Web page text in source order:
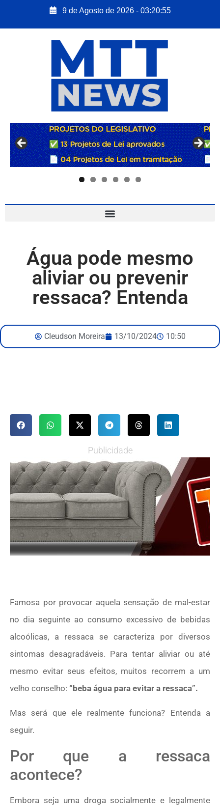
9 de Agosto de 2026 - 03:20:56
Água pode mesmo
aliviar ou prevenir
ressaca? Entenda
Cleudson Moreira 13/10/2024 10:50
Publicidade
Famosa por provocar aquela sensação de mal-estar
no dia seguinte ao consumo excessivo de bebidas
alcoólicas, a ressaca se caracteriza por diversos
sintomas desagradáveis. Para tentar aliviar ou até
mesmo evitar seus efeitos, muitos recorrem a um
velho conselho: “beba água para evitar a ressaca”.
Mas será que ele realmente funciona? Entenda a
seguir.
Por que a ressaca
acontece?
Embora seja uma droga socialmente e legalmente